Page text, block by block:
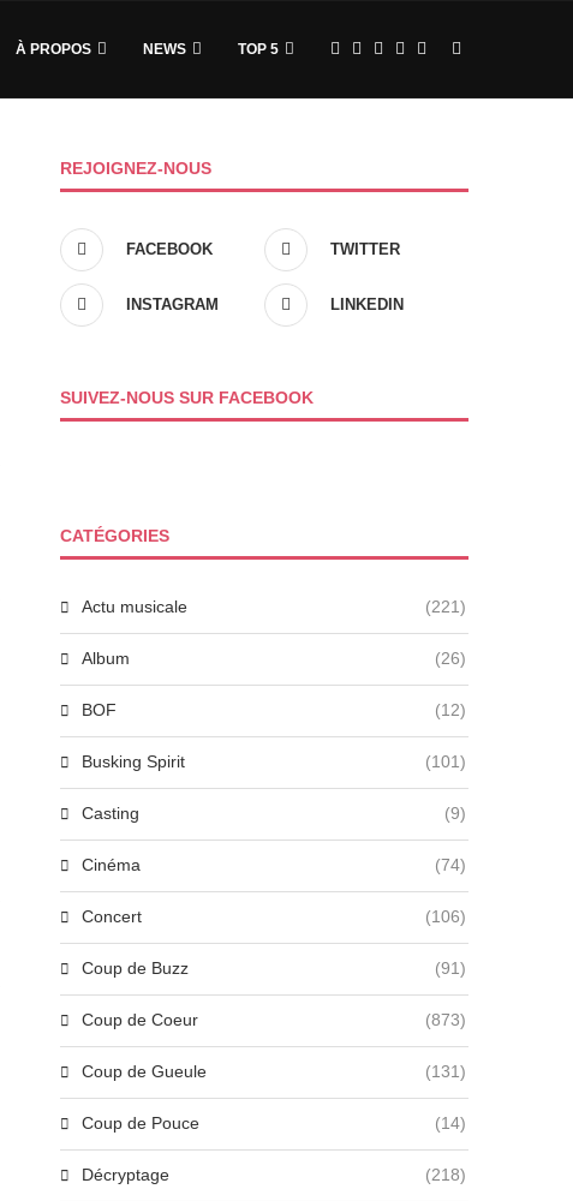
À PROPOS NEWS TOP 5
REJOIGNEZ-NOUS
FACEBOOK TWITTER
INSTAGRAM LINKEDIN
SUIVEZ-NOUS SUR FACEBOOK
CATÉGORIES
Actu musicale (221)
Album (26)
BOF (12)
Busking Spirit (101)
Casting (9)
Cinéma (74)
Concert (106)
Coup de Buzz (91)
Coup de Coeur (873)
Coup de Gueule (131)
Coup de Pouce (14)
Décryptage (218)